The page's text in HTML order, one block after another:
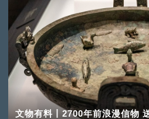
文物有料丨2700年前浪漫信物